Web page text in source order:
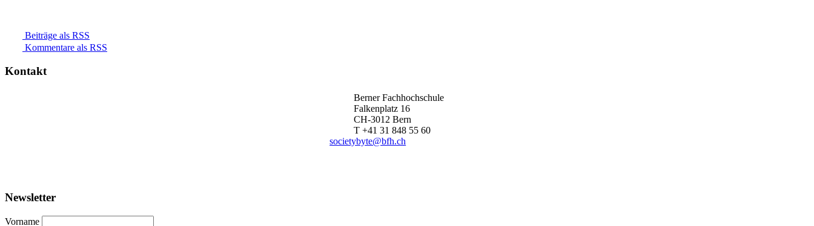
Beiträge als RSS
Kommentare als RSS
Kontakt
Berner Fachhochschule
Falkenplatz 16
CH-3012 Bern
T +41 31 848 55 60
societybyte@bfh.ch
Newsletter
Vorname